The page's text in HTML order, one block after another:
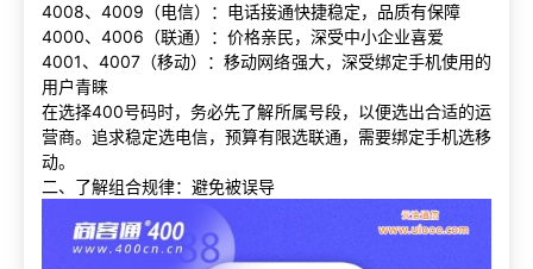
4008、4009（电信）：电话接通快捷稳定，品质有保障
4000、4006（联通）：价格亲民，深受中小企业喜爱
4001、4007（移动）：移动网络强大，深受绑定手机使用的
用户青睐
在选择400号码时，务必先了解所属号段，以便选出合适的运
营商。追求稳定选电信，预算有限选联通，需要绑定手机选移
动。
二、了解组合规律：避免被误导